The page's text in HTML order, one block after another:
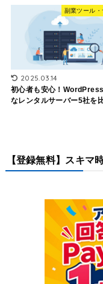
副業ツール・
2025.03.14
初心者も安心！
なレンタルサーバー5社を
【登録無料】スキマ